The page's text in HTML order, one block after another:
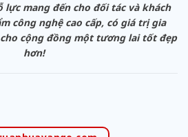
lực mang đến cho đối tác và khách
công nghệ cao cấp, có giá trị gia
cộng đồng một tương lai tốt đẹp
hơn!